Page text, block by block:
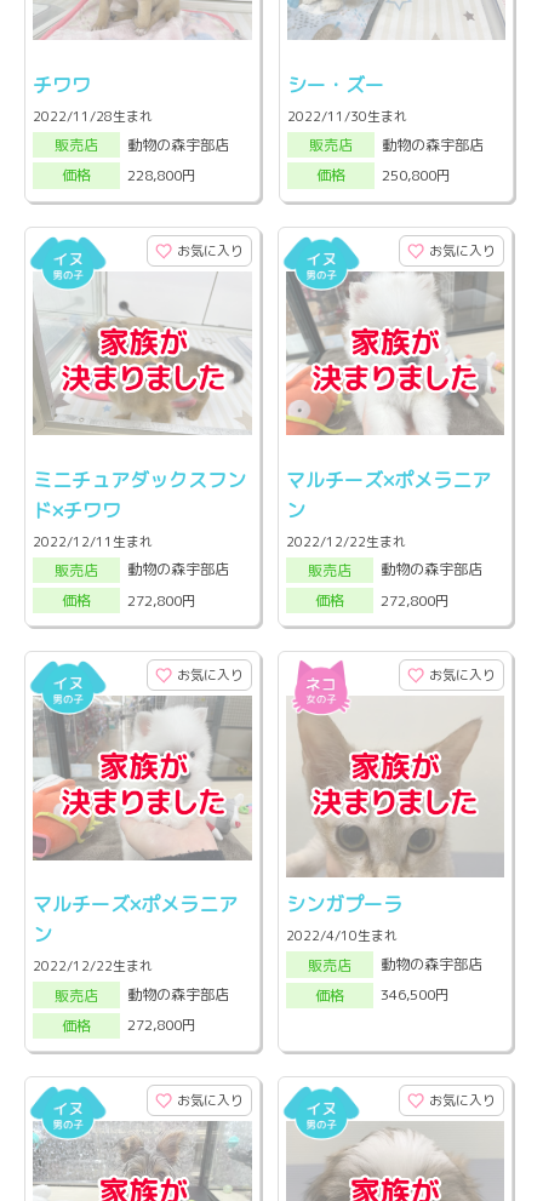
チワワ
2022/11/28生まれ
販売店
動物の森宇部店
価格
228,800円
シー・ズー
2022/11/30生まれ
販売店
動物の森宇部店
価格
250,800円
お気に入り
ミニチュアダックスフン
ド×チワワ
2022/12/11生まれ
販売店
動物の森宇部店
価格
272,800円
お気に入り
マルチーズ×ポメラニア
ン
2022/12/22生まれ
販売店
動物の森宇部店
価格
272,800円
お気に入り
マルチーズ×ポメラニア
ン
2022/12/22生まれ
販売店
動物の森宇部店
価格
272,800円
お気に入り
シンガプーラ
2022/4/10生まれ
販売店
動物の森宇部店
価格
346,500円
お気に入り お気に入り